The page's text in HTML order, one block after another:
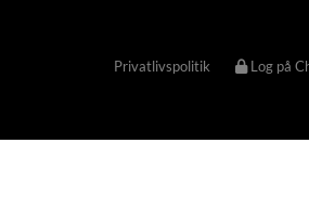
Privatlivspolitik Log på